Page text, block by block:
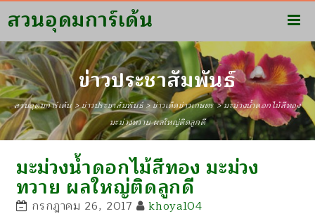
สวนอุดมการ์เด้น
ข่าวประชาสัมพันธ์
สวนอุดมการ์เด้น>ข่าวประชาสัมพันธ์>ข่าวเด็ดข่าวเกษตร>มะม่วงน้ำดอกไม้สีทอง
มะม่วงทวาย ผลใหญ่ติดลูกดี
มะม่วงน้ำดอกไม้สีทอง มะม่วง
ทวาย ผลใหญ่ติดลูกดี
กรกฎาคม 26, 2017 khoya104